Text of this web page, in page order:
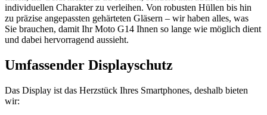
individuellen Charakter zu verleihen. Von robusten Hüllen bis hin
zu präzise angepassten gehärteten Gläsern – wir haben alles, was
Sie brauchen, damit Ihr Moto G14 Ihnen so lange wie möglich dient
und dabei hervorragend aussieht.
Umfassender Displayschutz
Das Display ist das Herzstück Ihres Smartphones, deshalb bieten
wir: